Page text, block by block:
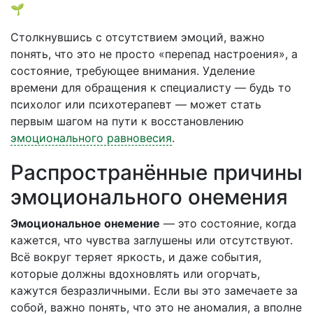
🌱
Столкнувшись с отсутствием эмоций, важно
понять, что это не просто «перепад настроения», а
состояние, требующее внимания. Уделение
времени для обращения к специалисту — будь то
психолог или психотерапевт — может стать
первым шагом на пути к восстановлению
эмоционального равновесия.
Распространённые причины
эмоционального онемения
Эмоциональное онемение — это состояние, когда
кажется, что чувства заглушены или отсутствуют.
Всё вокруг теряет яркость, и даже события,
которые должны вдохновлять или огорчать,
кажутся безразличными. Если вы это замечаете за
собой, важно понять, что это не аномалия, а вполне